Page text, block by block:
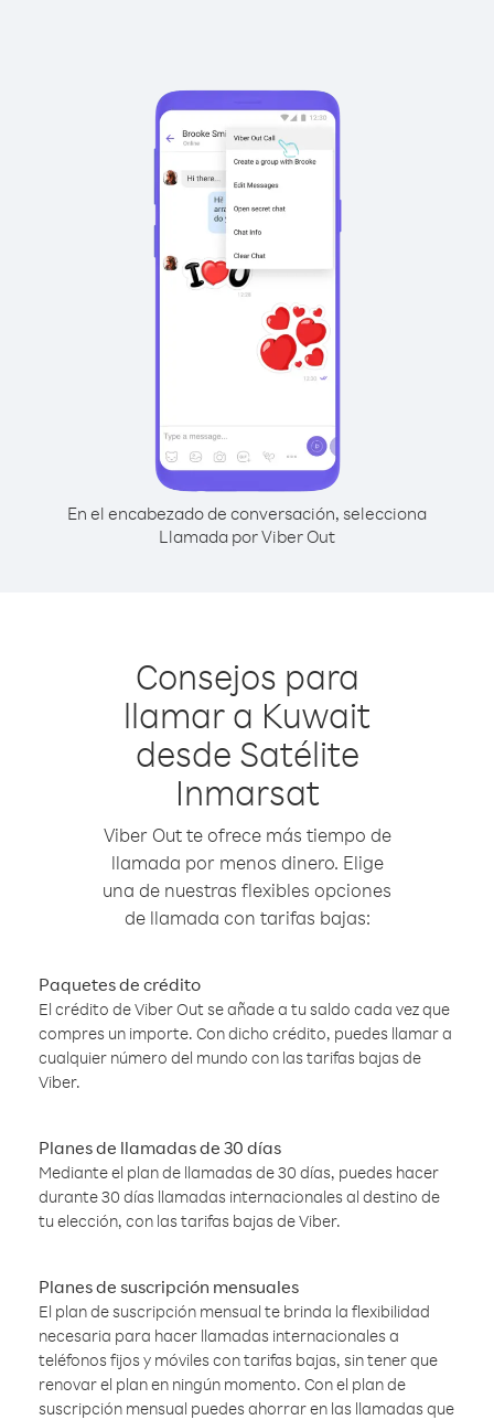
En el encabezado de conversación, selecciona
Llamada por Viber Out
Consejos para
llamar a Kuwait
desde Satélite
Inmarsat
Viber Out te ofrece más tiempo de
llamada por menos dinero. Elige
una de nuestras flexibles opciones
de llamada con tarifas bajas:
Paquetes de crédito
El crédito de Viber Out se añade a tu saldo cada vez que
compres un importe. Con dicho crédito, puedes llamar a
cualquier número del mundo con las tarifas bajas de
Viber.
Planes de llamadas de 30 días
Mediante el plan de llamadas de 30 días, puedes hacer
durante 30 días llamadas internacionales al destino de
tu elección, con las tarifas bajas de Viber.
Planes de suscripción mensuales
El plan de suscripción mensual te brinda la flexibilidad
necesaria para hacer llamadas internacionales a
teléfonos fijos y móviles con tarifas bajas, sin tener que
renovar el plan en ningún momento. Con el plan de
suscripción mensual puedes ahorrar en las llamadas que